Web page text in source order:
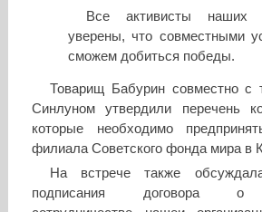
Все активисты наших
уверены, что совместными
сможем добиться победы.
Товарищ Бабурин совместно с
Синлуном утвердили перечень
которые необходимо
филиала Советского фонда мира в
На встрече также
подписания